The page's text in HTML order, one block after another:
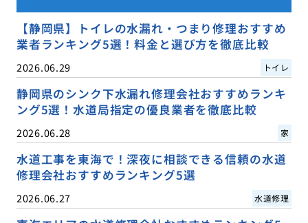
【静岡県】トイレの水漏れ・つまり修理おすすめ
業者ランキング5選！料金と選び方を徹底比較
2026.06.29 トイレ
静岡県のシンク下水漏れ修理会社おすすめランキ
ング5選！水道局指定の優良業者を徹底比較
2026.06.28 家
水道工事を東海で！深夜に相談できる信頼の水道
修理会社おすすめランキング5選
2026.06.27 水道修理